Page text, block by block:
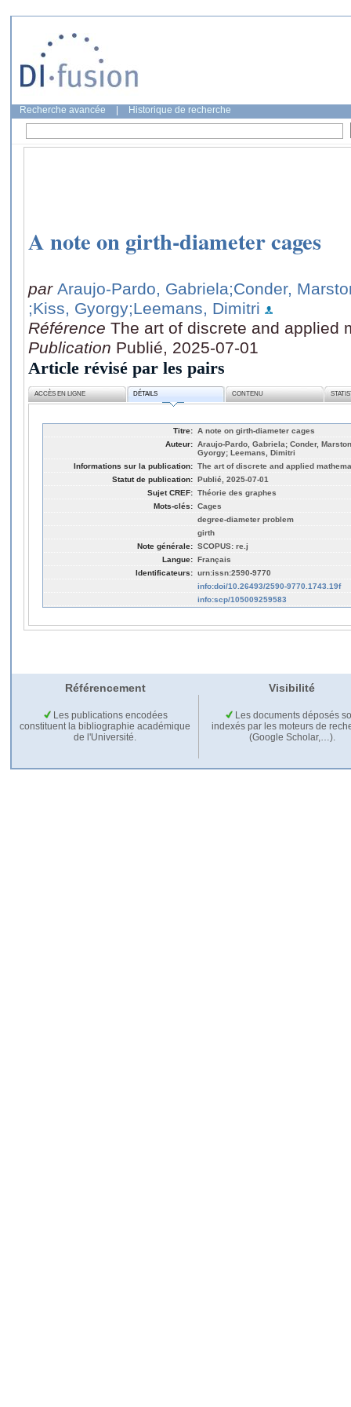
Recherche avancée Historique de recherche
A note on girth-diameter cages
par Araujo-Pardo, Gabriela;Conder,
;Kiss, Gyorgy;Leemans, Dimitri
Référence The art of discrete and applied
Publication Publié, 2025-07-01
Article révisé par les pairs
ACCÈS EN LIGNE DÉTAILS CONTENU
Titre: A note on girth-diameter cages
Auteur: Araujo-Pardo, Gabriela; Conder,
Gyorgy; Leemans, Dimitri
Informations sur la publication: The art of discrete and applied
Statut de publication: Publié, 2025-07-01
Sujet CREF: Théorie des graphes
Mots-clés: Cages
degree-diameter problem
girth
Note générale: SCOPUS: re.j
Langue: Français
Identificateurs: urn:issn:2590-9770
info:doi/10.26493/2590-9770.1743.19f
info:scp/105009259583
Référencement Visibilité
Les publications encodées
constituent la bibliographie académique
de l'Université.
Les documents déposés
indexés par les moteurs de
(Google Scholar,…).